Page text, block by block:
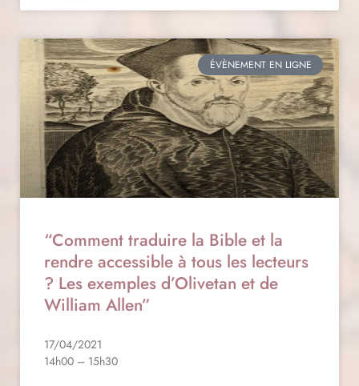
ÉVÈNEMENT EN LIGNE
“Comment traduire la Bible et la
rendre accessible à tous les lecteurs
? Les exemples d’Olivetan et de
William Allen”
17/04/2021
14h00 – 15h30